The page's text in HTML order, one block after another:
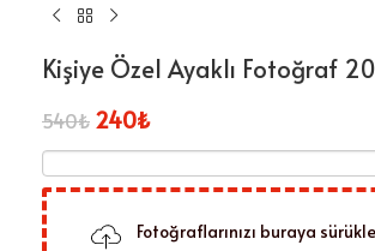
Kişiye Özel Ayaklı Fotoğraf
540₺ 240₺
Fotoğraflarınızı buraya